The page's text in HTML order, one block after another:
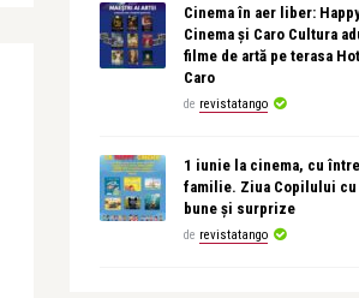
Cinema în aer liber:
Cinema și Caro Cultura
filme de artă pe terasa
Caro
de revistatango
1 iunie la cinema, cu
familie. Ziua Copilului
bune și surprize
de revistatango